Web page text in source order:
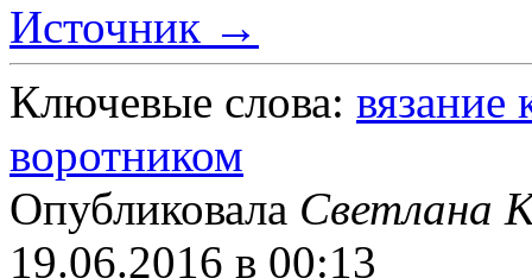
Источник →
Ключевые слова:
воротником
Опубликовала Светлана
19.06.2016 в 00:13